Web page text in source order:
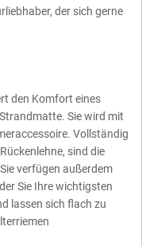
der sich gerne
den Komfort eines
Sie wird mit
Vollständig
sind die
verfügen außerdem
Sie Ihre wichtigsten
lassen sich flach zu